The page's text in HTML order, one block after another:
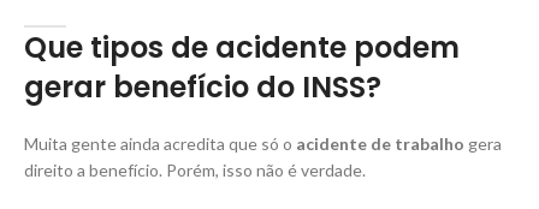
Que tipos de acidente podem
gerar benefício do INSS?
Muita gente ainda acredita que só o acidente de trabalho gera
direito a benefício. Porém, isso não é verdade.